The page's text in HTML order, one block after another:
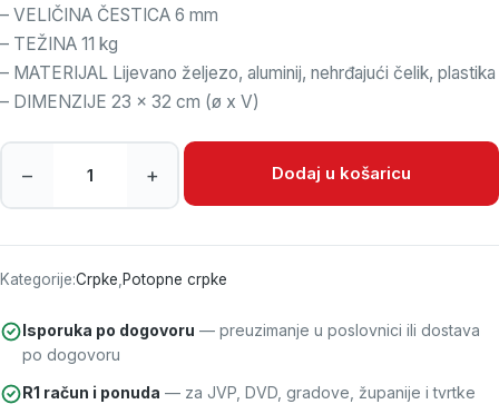
– VELIČINA ČESTICA 6 mm
– TEŽINA 11 kg
– MATERIJAL Lijevano željezo, aluminij, nehrđajući čelik, plastika
– DIMENZIJE 23 x 32 cm (ø x V)
Potopna crpka FLAT ROSS količina
– + Dodaj u košaricu
Kategorije:Crpke Potopne crpke
Isporuka po dogovoru — preuzimanje u poslovnici ili dostava
po dogovoru
R1 račun i ponuda — za JVP, DVD, gradove, županije i tvrtke